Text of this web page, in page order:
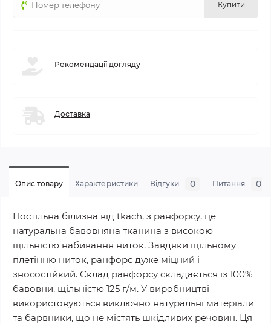
Купити
Рекомендації догляду
Доставка
Опис товару Характеристики Відгуки 0 Питання 0
Постільна білизна від tkach, з ранфорсу, це
натуральна бавовняна тканина з високою
щільністю набивання ниток. Завдяки щільному
плетінню ниток, ранфорс дуже міцний і
зносостійкий. Склад ранфорсу складається із 100%
бавовни, щільністю 125 г/м. У виробництві
використовуються виключно натуральні матеріали
та барвники, що не містять шкідливих речовин. Ця